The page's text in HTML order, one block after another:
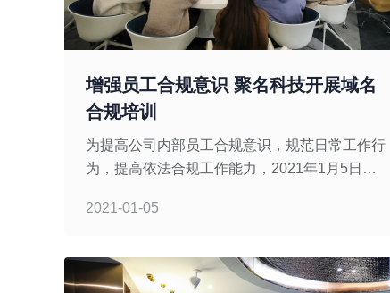
增强员工合规意识 聚名科技开展域名
合规培训
为提高公司内部员工合规意识，规范日常工作行
为，提高依法合规工作能力，2021年1月5日，
学习。本次培训由公司域名事业部合规部主讲，
内部最新出台的《域名处置制
2021-01-05